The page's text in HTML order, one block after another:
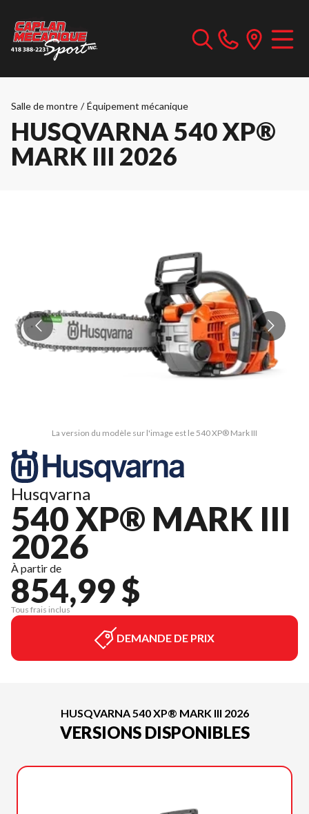
Salle de montre / Équipement mécanique
HUSQVARNA 540 XP®
MARK III 2026
La version du modèle sur l'image est le 540 XP® Mark III
Husqvarna
540 XP® MARK III
2026
À partir de
854,99 $
Tous frais inclus
DEMANDE DE PRIX
HUSQVARNA 540 XP® MARK III 2026
VERSIONS DISPONIBLES